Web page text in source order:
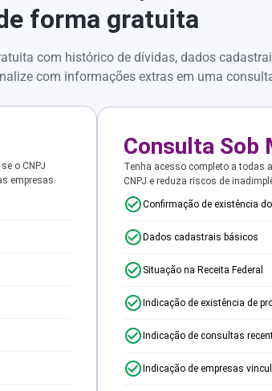
forma gratuita
com histórico de dívidas, dados
com informações extras em uma
o CNPJ
empresas.
Consulta Sob
Tenha acesso completo a todas
CNPJ e reduza riscos de
Confirmação de existência do
Dados cadastrais básicos
Situação na Receita Federal
Indicação de existência de
Indicação de consultas
Indicação de empresas